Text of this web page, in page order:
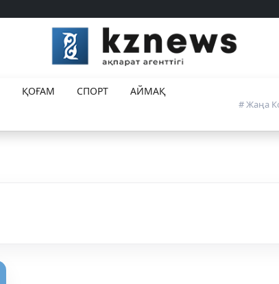
ҚОҒАМ СПОРТ
АЙМАҚ
# Жаңа